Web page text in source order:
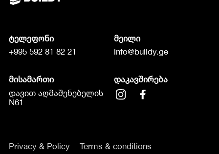
ტელეფონი
+995 592 81 82 21
მეილი
info@buildy.ge
მისამართი
დავით აღმაშენებელის
N61
დაკავშირება
Privacy & Policy Terms & conditions